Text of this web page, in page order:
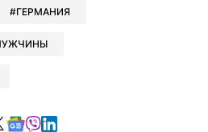
ГЕРМАНИЯ
в Telegram
в Facebook
Читайте в X
Читайте в Google news
Читайте в Viber
Читайте в LinkedIn